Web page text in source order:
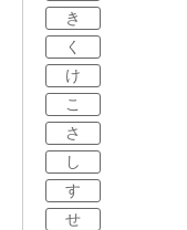
き
く
け
こ
さ
し
す
せ